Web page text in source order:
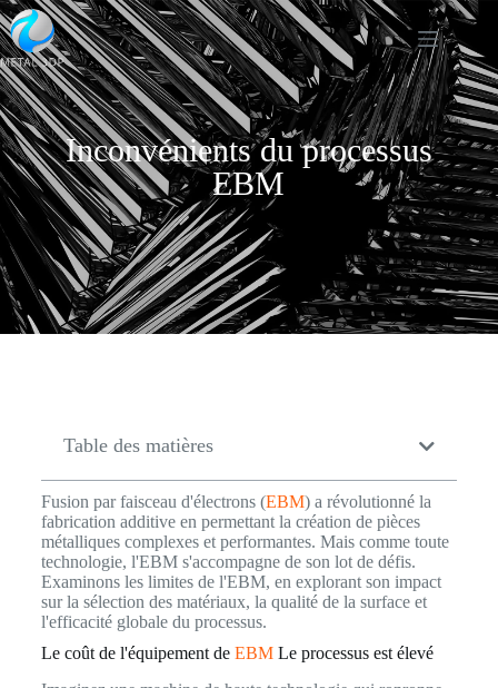
Inconvénients du processus
EBM
Table des matières
Fusion par faisceau d'électrons (EBM) a révolutionné la
fabrication additive en permettant la création de pièces
métalliques complexes et performantes. Mais comme toute
technologie, l'EBM s'accompagne de son lot de défis.
Examinons les limites de l'EBM, en explorant son impact
sur la sélection des matériaux, la qualité de la surface et
l'efficacité globale du processus.
Le coût de l'équipement de EBMLe processus est élevé